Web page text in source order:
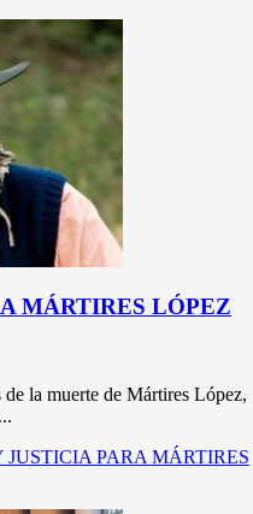
MÁRTIRES LÓPEZ
la muerte de Mártires López,
JUSTICIA PARA MÁRTIRES